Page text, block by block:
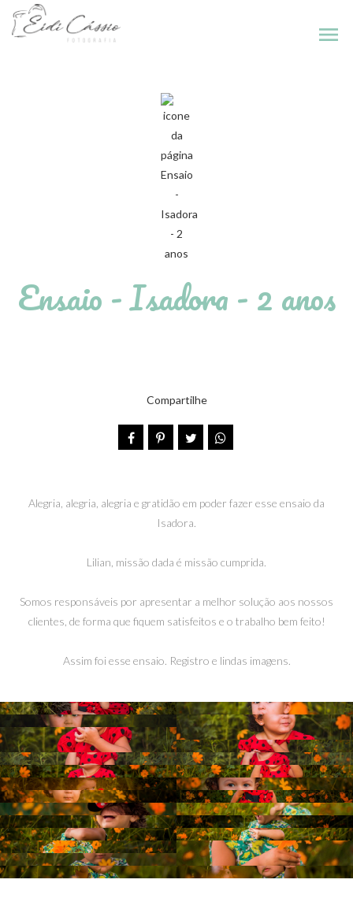
menu
Ensaio - Isadora - 2 anos
Compartilhe
Alegria, alegria, alegria e gratidão em poder fazer esse ensaio da
Isadora.
Lilian, missão dada é missão cumprida.
Somos responsáveis por apresentar a melhor solução aos nossos
clientes, de forma que fiquem satisfeitos e o trabalho bem feito!
Assim foi esse ensaio. Registro e lindas imagens.